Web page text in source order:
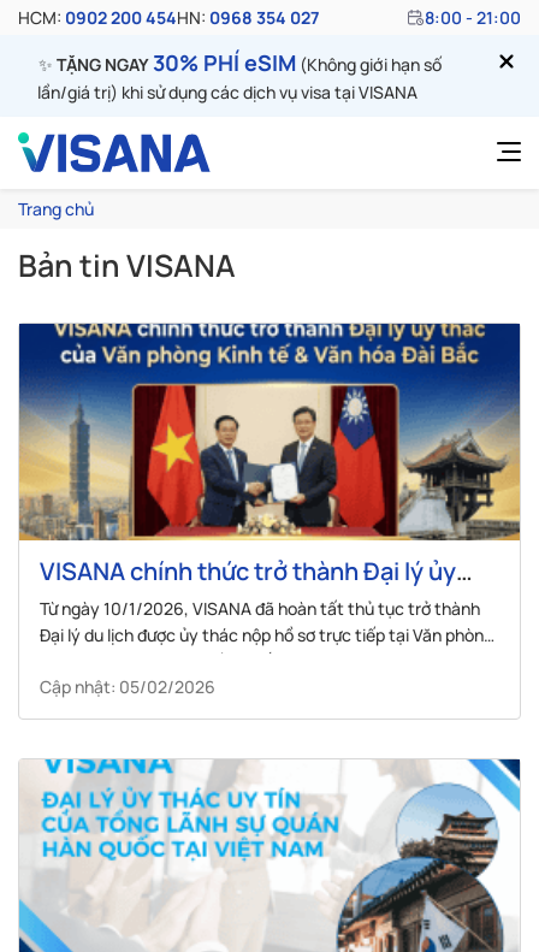
HCM: 0902 200 454HN: 0968 354 027 8:00 - 21:00
✨ TẶNG NGAY30% PHÍ eSIM (Không giới hạn số
lần/giá trị) khi sử dụng các dịch vụ visa tại VISANA
Trang chủ
Bản tin VISANA
VISANA chính thức trở thành Đại lý ủy
thác của Văn phòng Kinh tế & Văn hóa Đài
Bắc
Từ ngày 10/1/2026, VISANA đã hoàn tất thủ tục trở thành
Đại lý du lịch được ủy thác nộp hồ sơ trực tiếp tại Văn phòng
Đại diện Văn hóa Kinh tế Đài Bắc.
Cập nhật: 05/02/2026